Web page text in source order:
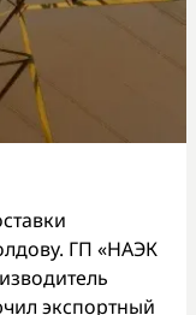
ГП «НАЭК
экспортный